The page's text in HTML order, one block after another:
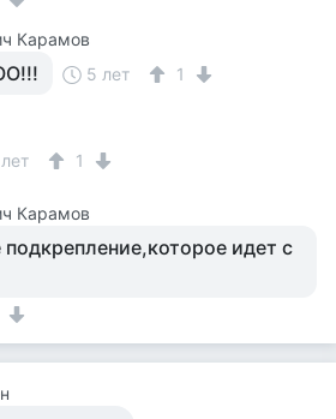
Карамов
5 лет 1
1
Карамов
идет с